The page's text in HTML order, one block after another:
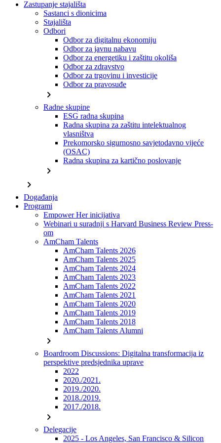
Zastupanje stajališta
Sastanci s dionicima
Stajališta
Odbori
Odbor za digitalnu ekonomiju
Odbor za javnu nabavu
Odbor za energetiku i zaštitu okoliša
Odbor za zdravstvo
Odbor za trgovinu i investicije
Odbor za pravosuđe
chevron_right
Radne skupine
ESG radna skupina
Radna skupina za zaštitu intelektualnog
vlasništva
Prekomorsko sigurnosno savjetodavno vijeće
(OSAC)
Radna skupina za kartično poslovanje
chevron_right
chevron_right
Događanja
Programi
Empower Her inicijativa
Webinari u suradnji s Harvard Business Review Press-
om
AmCham Talents
AmCham Talents 2026
AmCham Talents 2025
AmCham Talents 2024
AmCham Talents 2023
AmCham Talents 2022
AmCham Talents 2021
AmCham Talents 2020
AmCham Talents 2019
AmCham Talents 2018
AmCham Talents Alumni
chevron_right
Boardroom Discussions: Digitalna transformacija iz
perspektive predsjednika uprave
2022
2020./2021.
2019./2020.
2018./2019.
2017./2018.
chevron_right
Delegacije
2025 - Los Angeles, San Francisco & Silicon